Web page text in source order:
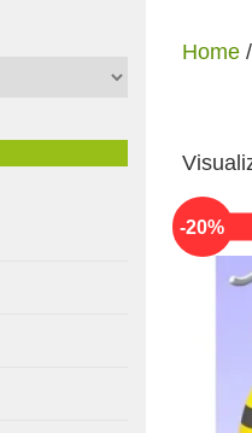
Home /
-20%